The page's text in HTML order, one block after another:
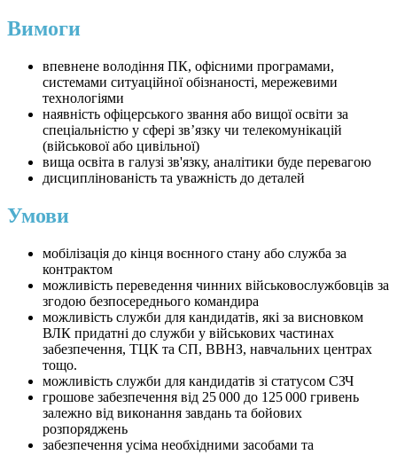
Вимоги
впевнене володіння ПК, офісними програмами,
системами ситуаційної обізнаності, мережевими
технологіями
наявність офіцерського звання або вищої освіти за
спеціальністю у сфері зв’язку чи телекомунікацій
(військової або цивільної)
вища освіта в галузі зв'язку, аналітики буде перевагою
дисциплінованість та уважність до деталей
Умови
мобілізація до кінця воєнного стану або служба за
контрактом
можливість переведення чинних військовослужбовців за
згодою безпосереднього командира
можливість служби для кандидатів, які за висновком
ВЛК придатні до служби у військових частинах
забезпечення, ТЦК та СП, ВВНЗ, навчальних центрах
тощо.
можливість служби для кандидатів зі статусом СЗЧ
грошове забезпечення від 25 000 до 125 000 гривень
залежно від виконання завдань та бойових
розпоряджень
забезпечення усіма необхідними засобами та